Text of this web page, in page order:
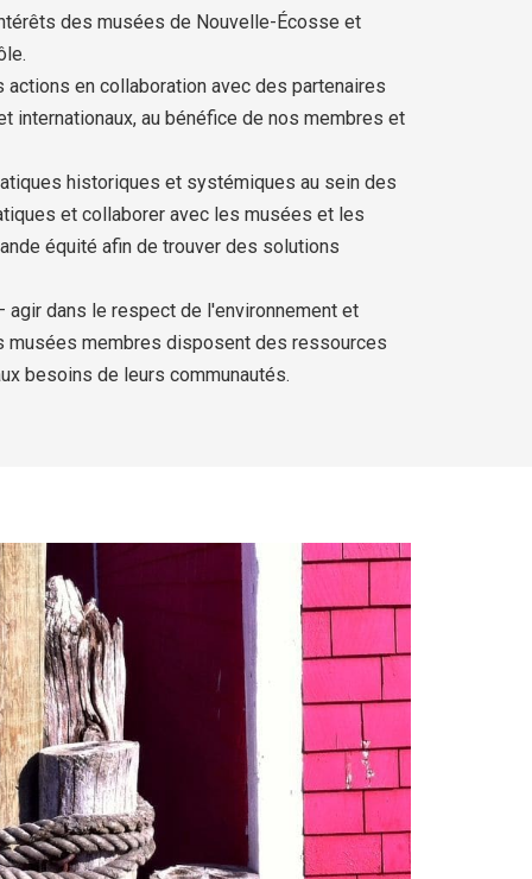
des musées de Nouvelle-Écosse et
en collaboration avec des partenaires
internationaux, au bénéfice de nos membres et
historiques et systémiques au sein des
et collaborer avec les musées et les
équité afin de trouver des solutions
agir dans le respect de l'environnement et
musées membres disposent des ressources
besoins de leurs communautés.